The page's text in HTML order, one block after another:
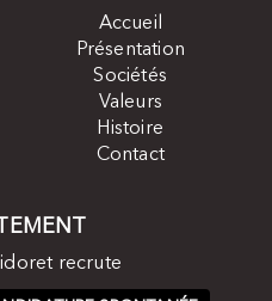
Accueil
Présentation
Sociétés
Valeurs
Histoire
Contact
recrute